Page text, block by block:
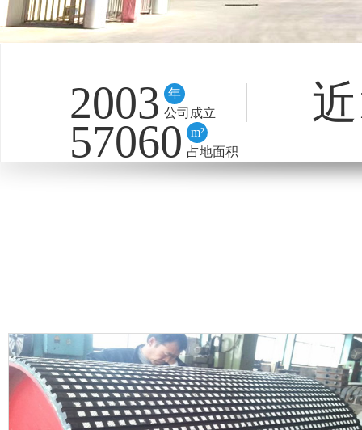
2003
年
公司成立
57060
m²
占地面积